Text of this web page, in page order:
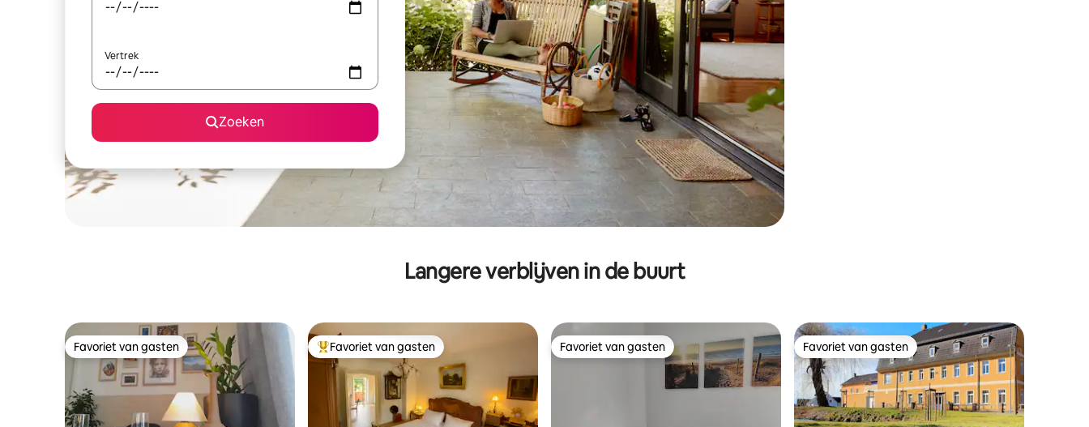
Vertrek
Zoeken
Langere verblijven in de buurt
Favoriet van gasten
Favoriet van gasten Topfavoriet van gasten
Favoriet van gasten Favoriet van gasten
Favoriet van gasten Favoriet van gasten
Favoriet van gasten